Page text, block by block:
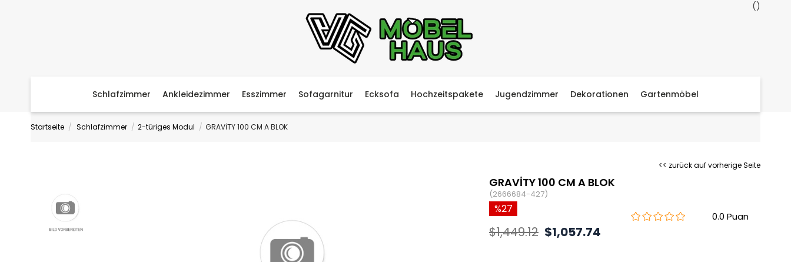
Schlafzimmer Ankleidezimmer Esszimmer Sofagarnitur Ecksofa Hochzeitspakete Jugendzimmer Dekorationen Gartenmöbel
Startseite Schlafzimmer 2-türiges Modul GRAVİTY 100 CM A BLOK
<< zurück auf vorherige Seite
GRAVİTY 100 CM A BLOK
(2666684-427)
0.0
27
$1,449.12 $1,057.74